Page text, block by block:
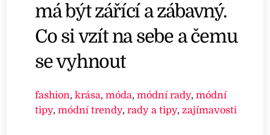
má být zářící a zábavný.
Co si vzít na sebe a čemu
se vyhnout
fashion,krása,móda,módní rady,módní
tipy,módní trendy,rady a tipy,zajímavosti